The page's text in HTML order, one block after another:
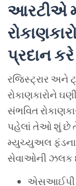
આરટીએ
પ્રદાન
રજિસ્ટ્રાર
રોકાણકારોને
સંભવિત
પહેલાં તેઓ શું છે
મ્યુચ્યુઅલ ફંડના
સેવાઓની ઝલક
એસઆઈપી